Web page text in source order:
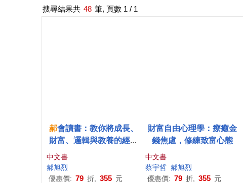
搜尋結果共 48 筆, 頁數 1 / 1
郝會讀書：教你將成長、
財富、邏輯與教養的經典
智慧，轉化成人生可用的
中文書
郝旭烈
優惠價: 79 折, 355 元
財富自由心理學：療癒金
錢焦慮，修練致富心態
中文書
蔡宇哲 郝旭烈
優惠價: 79 折, 355 元